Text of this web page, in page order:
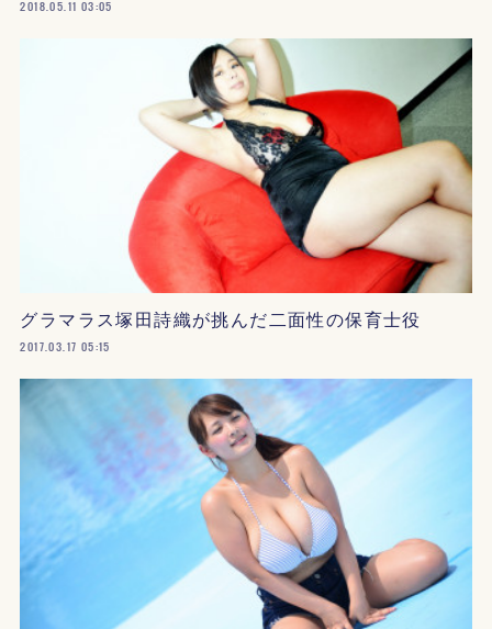
2018.05.11 03:05
グラマラス塚田詩織が挑んだ二面性の保育士役
2017.03.17 05:15